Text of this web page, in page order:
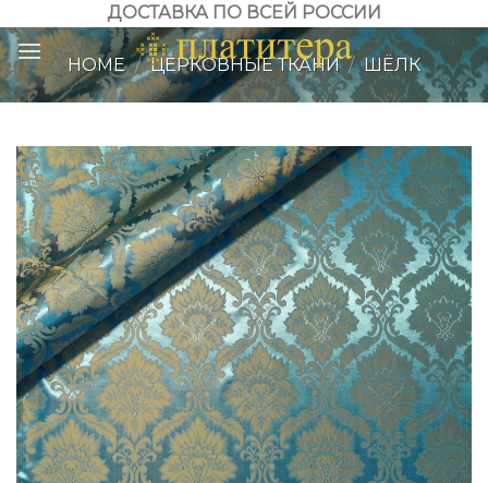
to
content
ДОСТАВКА ПО ВСЕЙ РОССИИ
HOME / ЦЕРКОВНЫЕ ТКАНИ / ШЁЛК